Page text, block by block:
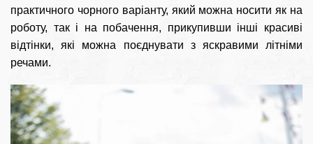
практичного чорного варіанту, який можна носити як на
роботу, так і на побачення, прикупивши інші красиві
відтінки, які можна поєднувати з яскравими літніми
речами.